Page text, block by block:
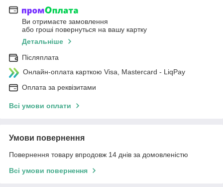
Ви отримаєте замовлення
або гроші повернуться на вашу картку
Детальніше
Післяплата
Онлайн-оплата карткою Visa, Mastercard - LiqPay
Оплата за реквізитами
Всі умови оплати
Умови повернення
Повернення товару впродовж 14 днів за домовленістю
Всі умови повернення